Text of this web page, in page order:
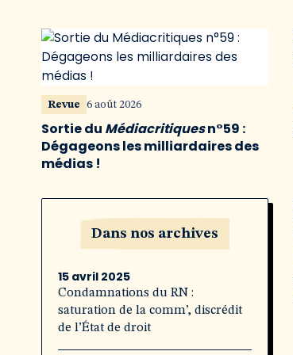
Revue 6 août 2026
Sortie du Médiacritiquesn°59 :
Dégageons les milliardaires des
médias !
Dans nos archives
15 avril 2025
Condamnations du RN :
saturation de la comm’, discrédit
de l’État de droit